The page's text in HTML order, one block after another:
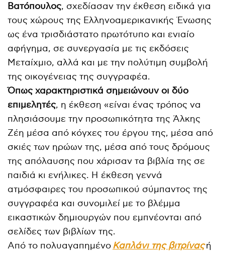
Βατόπουλος, σχεδίασαν την έκθεση ειδικά για
τους χώρους της Ελληνοαμερικανικής Ένωσης
ως ένα τρισδιάστατο πρωτότυπο και ενιαίο
αφήγημα, σε συνεργασία με τις εκδόσεις
Μεταίχμιο, αλλά και με την πολύτιμη συμβολή
της οικογένειας της συγγραφέα.
Όπως χαρακτηριστικά σημειώνουν οι δύο
επιμελητές, η έκθεση «είναι ένας τρόπος να
πλησιάσουμε την προσωπικότητα της Άλκης
Ζέη μέσα από κόγχες του έργου της, μέσα από
σκιές των ηρώων της, μέσα από τους δρόμους
της απόλαυσης που χάρισαν τα βιβλία της σε
παιδιά κι ενήλικες. Η έκθεση γεννά
ατμόσφαιρες του προσωπικού σύμπαντος της
συγγραφέα και συνομιλεί με το βλέμμα
εικαστικών δημιουργών που εμπνέονται από
σελίδες των βιβλίων της.
Από το πολυαγαπημένοΚαπλάνι της βιτρίναςή